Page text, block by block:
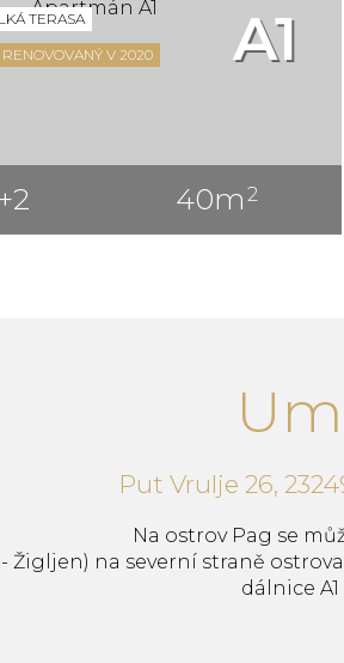
TERASA
RENOVOVANÝ V 2020 A1
40m 2
Put Vrulje 26,
Na ostrov Pag se
Žigljen) na severní straně
dálnice